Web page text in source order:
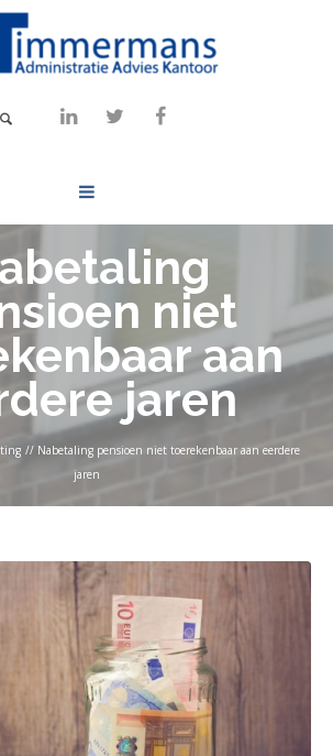
niet
aan
jaren
// Nabetaling pensioen niet toerekenbaar aan eerdere
jaren